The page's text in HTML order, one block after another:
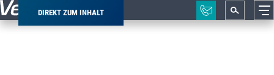
DIREKT ZUM INHALT
Pfadnavigation